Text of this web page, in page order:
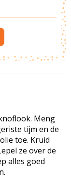
Meng
tijm en de
toe. Kruid
ze over de
alles goed